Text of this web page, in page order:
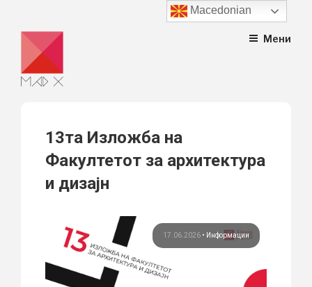
content
Мени
13та Изложба на
Факултетот за архитектура
и дизајн
17.06.2026 • Информации
Macedonian